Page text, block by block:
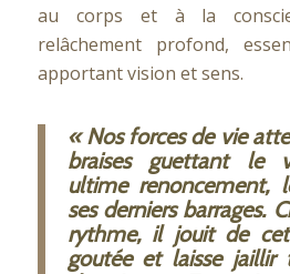
au corps et à la
relâchement profond,
apportant vision et sens.
« Nos forces de vie
braises guettant le
ultime renoncement,
ses derniers barrages.
rythme, il jouit de
goutée et laisse jaillir